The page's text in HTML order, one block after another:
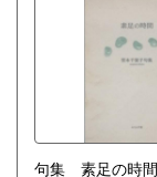
句集 素足の時間